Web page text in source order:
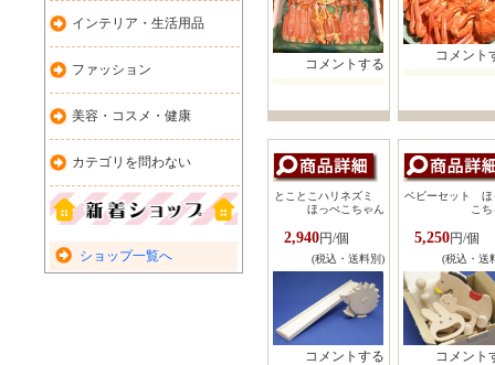
インテリア・生活用品
ファッション
美容・コスメ・健康
カテゴリを問わない
ショップ一覧へ
コメントする
コメント
とことこハリネズミ
ほっぺこちゃん
2,940円/個
(税込・送料別)
コメントする
ベビーセット ほ
こ
5,250円/個
(税込・送
コメント